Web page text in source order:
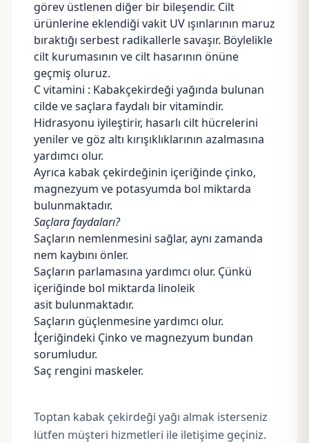
görev üstlenen diğer bir bileşendir. Cilt
ürünlerine eklendiği vakit UV ışınlarının maruz
bıraktığı serbest radikallerle savaşır. Böylelikle
cilt kurumasının ve cilt hasarının önüne
geçmiş oluruz.
C vitamini : Kabakçekirdeği yağında bulunan
cilde ve saçlara faydalı bir vitamindir.
Hidrasyonu iyileştirir, hasarlı cilt hücrelerini
yeniler ve göz altı kırışıklıklarının azalmasına
yardımcı olur.
Ayrıca kabak çekirdeğinin içeriğinde çinko,
magnezyum ve potasyumda bol miktarda
bulunmaktadır.
Saçlara faydaları?
Saçların nemlenmesini sağlar, aynı zamanda
nem kaybını önler.
Saçların parlamasına yardımcı olur. Çünkü
içeriğinde bol miktarda linoleik
asit bulunmaktadır.
Saçların güçlenmesine yardımcı olur.
İçeriğindeki Çinko ve magnezyum bundan
sorumludur.
Saç rengini maskeler.
Toptan kabak çekirdeği yağı almak isterseniz
lütfen müşteri hizmetleri ile iletişime geçiniz.